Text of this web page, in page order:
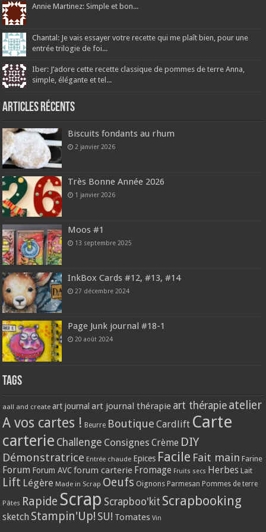
Annie Martinez: Simple et bon...
Chantal: Je vais essayer votre recette qui me plaît bien, pour une
entrée trilogie de foi...
Iber: J’adore cette recette classique de pommes de terre Anna,
simple, élégante et tel...
Articles récents
Biscuits fondants au rhum
2 janvier 2026
Très Bonne Année 2026
1 janvier 2026
Moos #1
13 septembre 2025
InkBox Cards #12, #13, #14
27 décembre 2024
Page Junk journal #18-1
20 août 2024
Tags
aall and create art journal art journal thérapie art thérapie atelier
A vos cartes ! Beurre Boutique Cardlift Carte
carterie Challenge Consignes Crème DIY
Démonstratrice Entrée chaude Epices Facile Fait main Farine
Forum Forum AVC forum carterie Fromage Fruits secs Herbes Lait
Lift Légère Made in Scrap Oeufs Oignons Parmesan Pommes de terre
Pâtes Rapide Scrap Scrapboo'kit Scrapbooking
sketch Stampin'Up! SU! Tomates Vin